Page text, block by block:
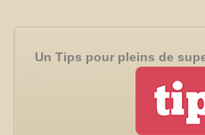
Un Tips pour pleins de